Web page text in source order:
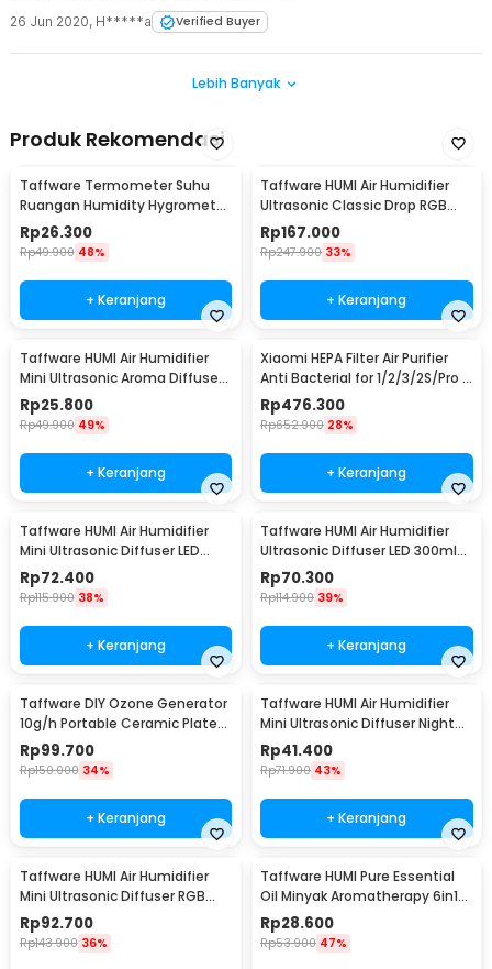
26 Jun 2020, H*****a Verified Buyer
Lebih Banyak
Produk Rekomendasi
Taffware Termometer Suhu
Ruangan Humidity Hygrometer
Clock Calendar - HTC-1
Rp26.300
Rp49.900 48%
+ Keranjang
Taffware HUMI Air Humidifier
Ultrasonic Classic Drop RGB
Adjustable 3L - H98
Rp167.000
Rp247.900 33%
+ Keranjang
Taffware HUMI Air Humidifier
Mini Ultrasonic Aroma Diffuser
130ml - H41
Rp25.800
Rp49.900 49%
+ Keranjang
Xiaomi HEPA Filter Air Purifier
Anti Bacterial for 1/2/3/2S/Pro -
MCR-FLA
Rp476.300
Rp652.900 28%
+ Keranjang
Taffware HUMI Air Humidifier
Mini Ultrasonic Diffuser LED
300ml Remote - H24
Rp72.400
Rp115.900 38%
+ Keranjang
Taffware HUMI Air Humidifier
Ultrasonic Diffuser LED 300ml
with Remote - A770
Rp70.300
Rp114.900 39%
+ Keranjang
Taffware DIY Ozone Generator
10g/h Portable Ceramic Plate
Air Purifier - VO100
Rp99.700
Rp150.000 34%
+ Keranjang
Taffware HUMI Air Humidifier
Mini Ultrasonic Diffuser Night
LED 300ml - H296
Rp41.400
Rp71.900 43%
+ Keranjang
Taffware HUMI Air Humidifier
Mini Ultrasonic Diffuser RGB
500ml Remote - HUMI H14A
Rp92.700
Rp143.900 36%
Taffware HUMI Pure Essential
Oil Minyak Aromatherapy 6in1
10ml - RS-25
Rp28.600
Rp53.900 47%